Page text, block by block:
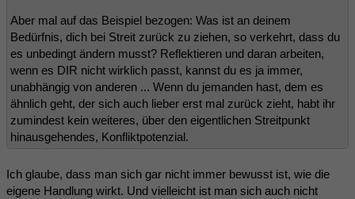
Aber mal auf das Beispiel bezogen: Was ist an deinem
Bedürfnis, dich bei Streit zurück zu ziehen, so verkehrt, dass du
es unbedingt ändern musst? Reflektieren und daran arbeiten,
wenn es DIR nicht wirklich passt, kannst du es ja immer,
unabhängig von anderen ... Wenn du jemanden hast, dem es
ähnlich geht, der sich auch lieber erst mal zurück zieht, habt ihr
zumindest kein weiteres, über den eigentlichen Streitpunkt
hinausgehendes, Konfliktpotenzial.
Ich glaube, dass man sich gar nicht immer bewusst ist, wie die
eigene Handlung wirkt. Und vielleicht ist man sich auch nicht